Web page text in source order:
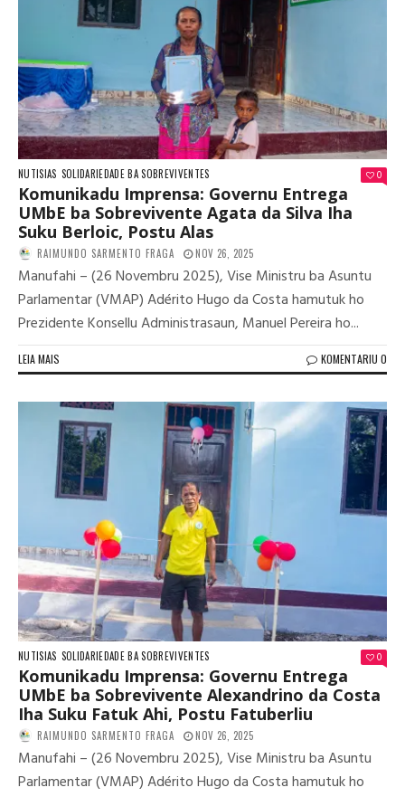
NUTISIAS SOLIDARIEDADE BA SOBREVIVENTES 0
Komunikadu Imprensa: Governu Entrega
UMbE ba Sobrevivente Agata da Silva Iha
Suku Berloic, Postu Alas
RAIMUNDO SARMENTO FRAGA NOV 26, 2025
Manufahi – (26 Novembru 2025), Vise Ministru ba Asuntu
Parlamentar (VMAP) Adérito Hugo da Costa hamutuk ho
Prezidente Konsellu Administrasaun, Manuel Pereira ho...
LEIA MAIS KOMENTARIU 0
NUTISIAS SOLIDARIEDADE BA SOBREVIVENTES 0
Komunikadu Imprensa: Governu Entrega
UMbE ba Sobrevivente Alexandrino da Costa
Iha Suku Fatuk Ahi, Postu Fatuberliu
RAIMUNDO SARMENTO FRAGA NOV 26, 2025
Manufahi – (26 Novembru 2025), Vise Ministru ba Asuntu
Parlamentar (VMAP) Adérito Hugo da Costa hamutuk ho